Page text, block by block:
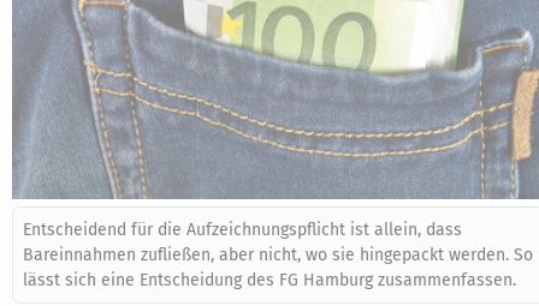
Entscheidend für die Aufzeichnungspflicht ist allein, dass
Bareinnahmen zufließen, aber nicht, wo sie hingepackt werden. So
lässt sich eine Entscheidung des FG Hamburg zusammenfassen.